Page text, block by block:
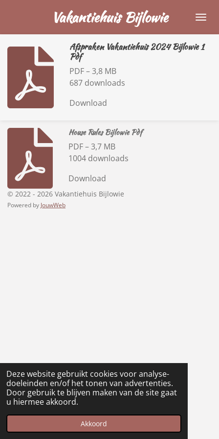
Deze website gebruikt cookies voor analyse-
doeleinden en/of het tonen van advertenties.
Door gebruik te blijven maken van de site gaat
u hiermee akkoord.
Akkoord
naar
de
hoofdinhoud
Vakantiehuis Bijlowie
Afspraken Vakantiehuis 2024 Bijlowie 1
Pdf
PDF – 3,8 MB
687 downloads
Download
House Rules Bijlowie Pdf
PDF – 3,7 MB
1004 downloads
Download
© 2022 - 2026 Vakantiehuis Bijlowie
Powered by JouwWeb